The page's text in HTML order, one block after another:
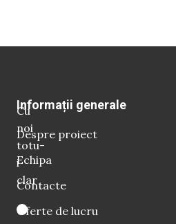
Cu
noi
totu-
i
clar
Informații generale
Despre proiect
Echipa
Contacte
Oferte de lucru